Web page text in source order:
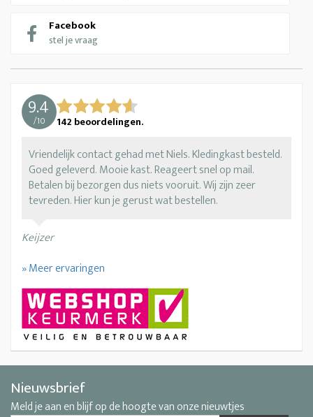
Facebook
stel je vraag
9.4
/10 142 beoordelingen.
Vriendelijk contact gehad met Niels. Kledingkast besteld.
Goed geleverd. Mooie kast. Reageert snel op mail.
Betalen bij bezorgen dus niets vooruit. Wij zijn zeer
tevreden. Hier kun je gerust wat bestellen.
Keijzer
» Meer ervaringen
Nieuwsbrief
Meld je aan en blijf op de hoogte van onze nieuwtjes